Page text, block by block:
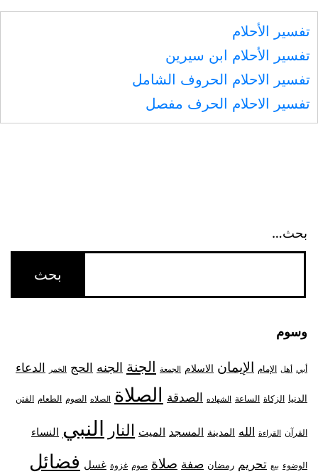
تفسير الأحلام
تفسير الأحلام ابن سيرين
تفسير الاحلام الحروف الشامل
تفسير الاحلام الحرف مفصل
بحث…
وسوم
أبي أهل الإمام الإيمان الاسلام الجمعة الجنة الجنه الحج الخمر الدعاء
الدنيا الزكاة الساعة الشهاده الصدقة الصلاة الصلاه الصوم الطعام الفتن
القرآن القراءة الله المدينة المسجد الميت النار النبي النساء
الوضوء بيع تحريم رمضان صفة صلاة صوم غزوة غسل فضائل